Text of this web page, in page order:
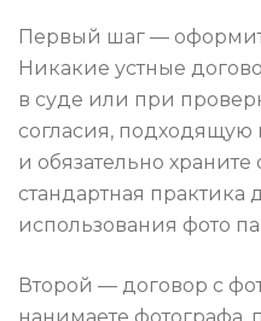
Первый шаг —
Никакие устные
в суде или при
согласия,
и обязательно храните
стандартная практика
использования фото
Второй — договор с